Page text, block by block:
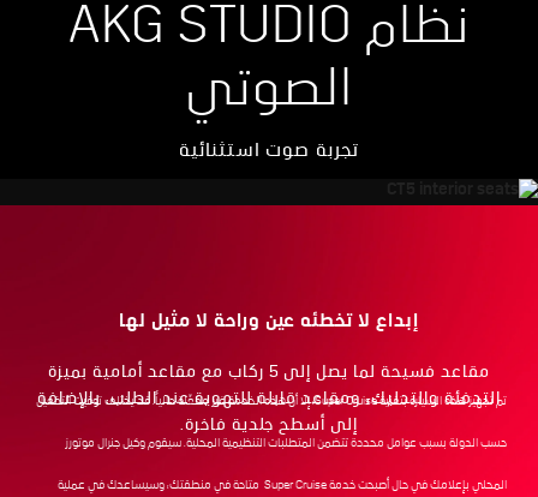
نظام AKG STUDIO
الصوتي
تجربة صوت استثنائية
إبداع لا تخطئه عين وراحة لا مثيل لها
مقاعد فسيحة لما يصل إلى 5 ركاب مع مقاعد أمامية بميزة
التدفئة والتدليك، ومقاعد قابلة للتهوية عند الطلب، بالإضافة
إلى أسطح جلدية فاخرة.
تم تجهيز هذه السيارة بتقنية Super Cruise، إلا أن هذه الخدمة غير مفعّلة حالياً. قد يختلف توقيت التفعيل
حسب الدولة بسبب عوامل محددة تتضمن المتطلبات التنظيمية المحلية. سيقوم وكيل جنرال موتورز
المحلي بإعلامك في حال أصبحت خدمة Super Cruise متاحة في منطقتك، وسيساعدك في عملية